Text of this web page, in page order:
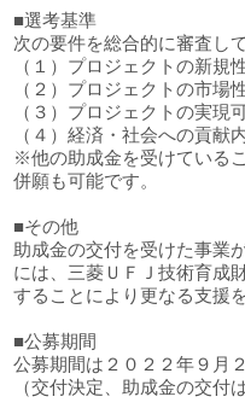
■選考基準
次の要件を総合的に審査し
（１）プロジェクトの新規
（２）プロジェクトの市場
（３）プロジェクトの実現
（４）経済・社会への貢献
※他の助成金を受けている
併願も可能です。
■その他
助成金の交付を受けた事業
には、三菱ＵＦＪ技術育成
することにより更なる支援
■公募期間
公募期間は２０２２年９月
（交付決定、助成金の交付